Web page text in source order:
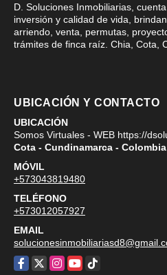
D. Soluciones Inmobiliarias,
inversión y calidad de vida,
arriendo, venta, permutas,
trámites de finca raíz. Chia, Cota,
UBICACIÓN Y CONTACTO
UBICACIÓN
Somos Virtuales - WEB https://
Cota - Cundinamarca - Colombia
MÓVIL
+573043819480
TELÉFONO
+573012057927
EMAIL
Facebook
X Instagram
YouTube
TikTok